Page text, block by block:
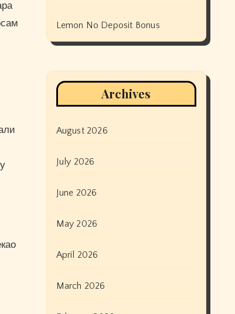
Lemon No Deposit Bonus
Archives
August 2026
July 2026
June 2026
May 2026
April 2026
March 2026